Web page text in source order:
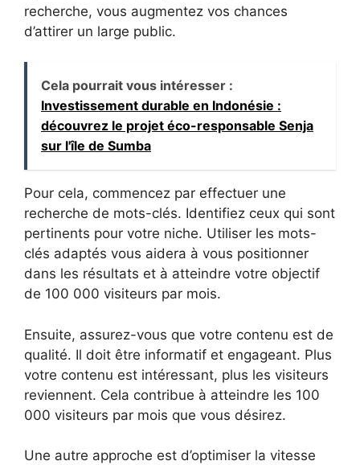
recherche, vous augmentez vos chances
d’attirer un large public.
Cela pourrait vous intéresser :
Investissement durable en Indonésie :
découvrez le projet éco-responsable Senja
sur l'île de Sumba
Pour cela, commencez par effectuer une
recherche de mots-clés. Identifiez ceux qui sont
pertinents pour votre niche. Utiliser les mots-
clés adaptés vous aidera à vous positionner
dans les résultats et à atteindre votre objectif
de 100 000 visiteurs par mois.
Ensuite, assurez-vous que votre contenu est de
qualité. Il doit être informatif et engageant. Plus
votre contenu est intéressant, plus les visiteurs
reviennent. Cela contribue à atteindre les 100
000 visiteurs par mois que vous désirez.
Une autre approche est d’optimiser la vitesse